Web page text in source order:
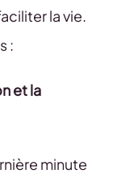
la vie.
:
et la
minute